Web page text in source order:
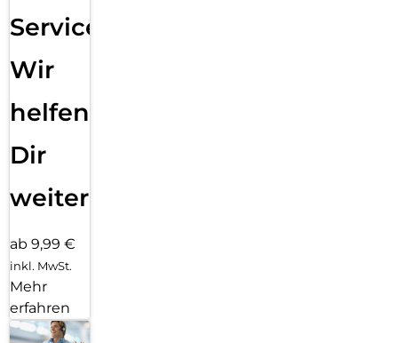
Service:
Wir
helfen
Dir
weiter
ab 9,99 €
inkl. MwSt.
Mehr
erfahren